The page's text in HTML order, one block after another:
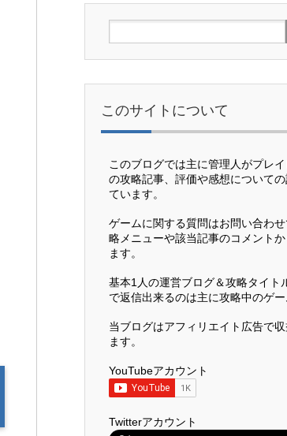
このサイトについて
このブログでは主に管理人がプレ
の攻略記事、評価や感想について
ています。
ゲームに関する質問はお問い合わ
略メニューや該当記事のコメント
ます。
基本1人の運営ブログ＆攻略タイト
で返信出来るのは主に攻略中のゲ
当ブログはアフィリエイト広告で
ます。
YouTubeアカウント
Twitterアカウント